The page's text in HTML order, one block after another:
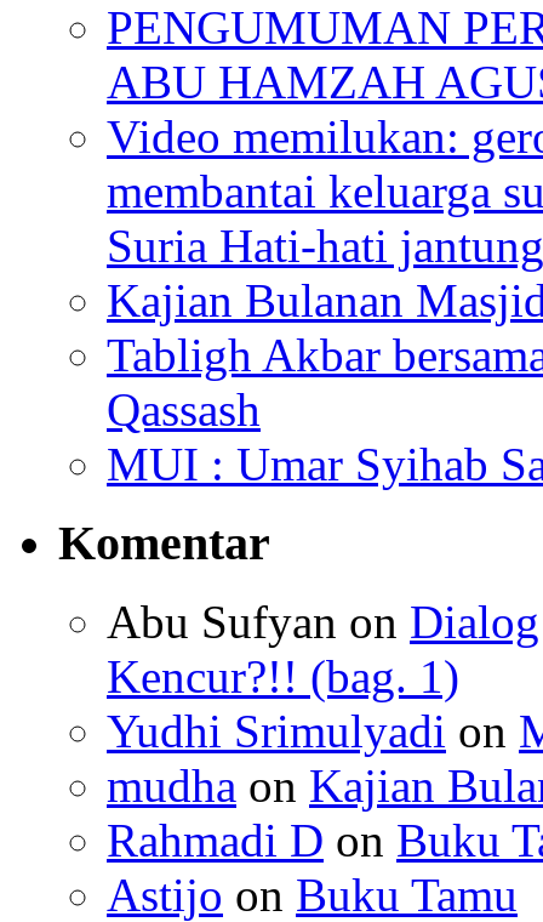
PENGUMUMAN
ABU HAMZAH
Video memilukan:
membantai keluarga
Suria Hati-hati
Kajian Bulanan
Tabligh Akbar
Qassash
MUI : Umar Syihab
Komentar
Abu Sufyan on
Kencur?!! (bag. 1)
Yudhi Srimulyadi on
mudha on Kajian
Rahmadi D on Buku
Astijo on Buku Tamu